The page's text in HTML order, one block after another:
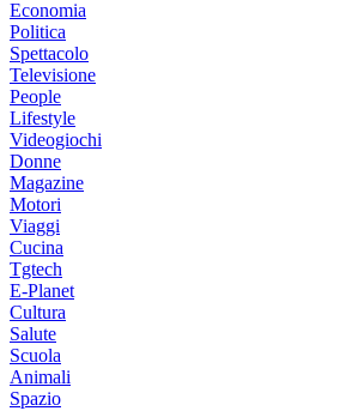
Economia
Politica
Spettacolo
Televisione
People
Lifestyle
Videogiochi
Donne
Magazine
Motori
Viaggi
Cucina
Tgtech
E-Planet
Cultura
Salute
Scuola
Animali
Spazio